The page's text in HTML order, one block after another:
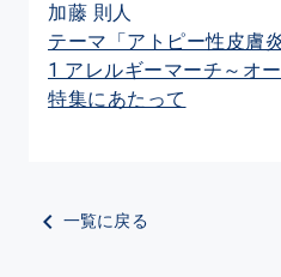
加藤 則人
テーマ「アトピー性皮膚
1 アレルギーマーチ～オ
特集にあたって
一覧に戻る